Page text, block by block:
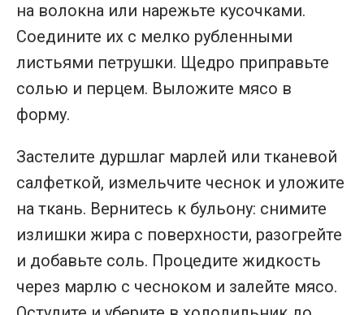
на волокна или нарежьте кусочками.
Соедините их с мелко рубленными
листьями петрушки. Щедро приправьте
солью и перцем. Выложите мясо в
форму.
Застелите дуршлаг марлей или тканевой
салфеткой, измельчите чеснок и уложите
на ткань. Вернитесь к бульону: снимите
излишки жира с поверхности, разогрейте
и добавьте соль. Процедите жидкость
через марлю с чесноком и залейте мясо.